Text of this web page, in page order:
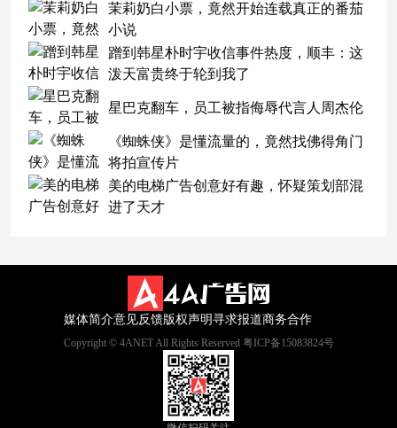
茉莉奶白小票，竟然开始连载真正的番茄
小说
蹭到韩星朴时宇收信事件热度，顺丰：这
泼天富贵终于轮到我了
星巴克翻车，员工被指侮辱代言人周杰伦
《蜘蛛侠》是懂流量的，竟然找佛得角门
将拍宣传片
美的电梯广告创意好有趣，怀疑策划部混
进了天才
媒体简介意见反馈版权声明寻求报道商务合作
Copyright © 4ANET All Rights Reserved 粤ICP备15083824号